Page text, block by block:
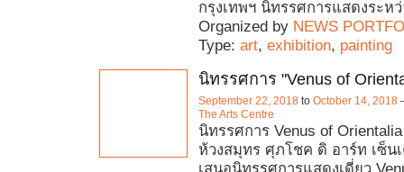
กรุงเทพฯ นิทรรศการแสดงระหว่
Organized by NEWS
Type: art, exhibition, painting
นิทรรศการ "Venus of
September 22, 2018 to October 14, 2018
The Arts Centre
นิทรรศการ Venus of
ห้วงสมุทร ศุภโชค ดิ อาร์ท เซ็น
เสนอนิทรรศการแสดงเดี่ยว